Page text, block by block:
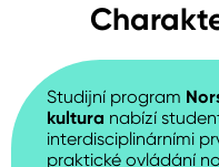
Studijní program
kultura nabízí
interdisciplinárními
praktické ovládání